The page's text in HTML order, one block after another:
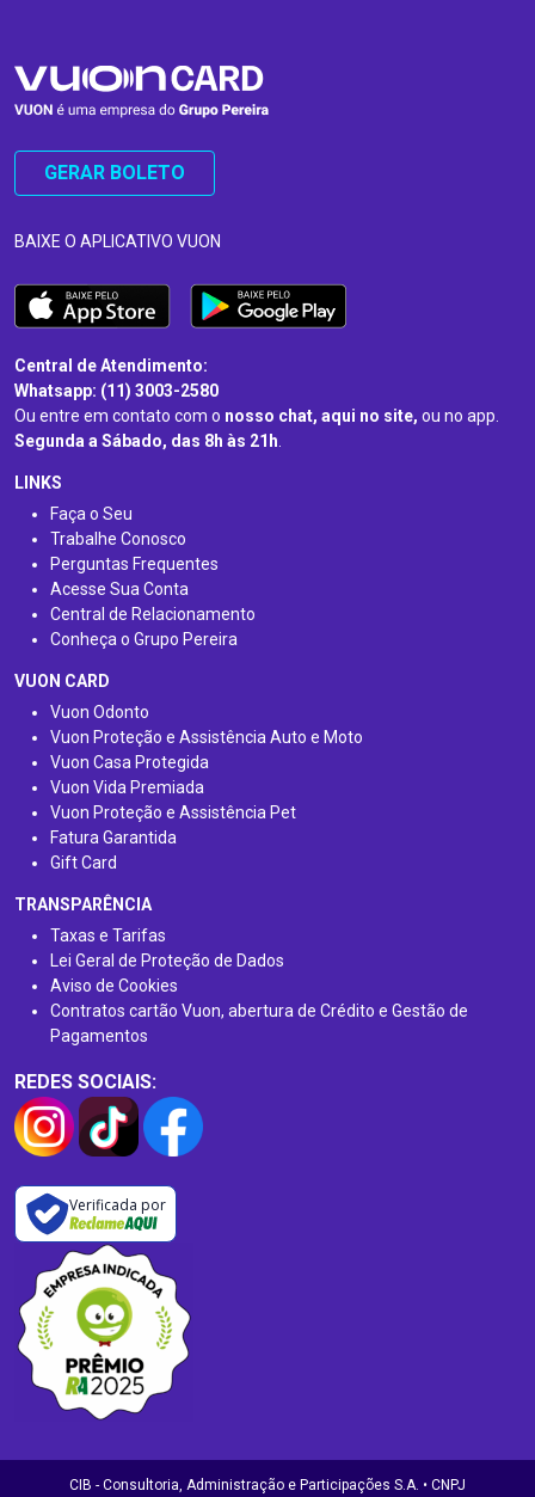
GERAR BOLETO
BAIXE O APLICATIVO VUON
Central de Atendimento:
Whatsapp: (11) 3003-2580
Ou entre em contato com o nosso chat, aqui no site, ou no app.
Segunda a Sábado, das 8h às 21h.
LINKS
Faça o Seu
Trabalhe Conosco
Perguntas Frequentes
Acesse Sua Conta
Central de Relacionamento
Conheça o Grupo Pereira
VUON CARD
Vuon Odonto
Vuon Proteção e Assistência Auto e Moto
Vuon Casa Protegida
Vuon Vida Premiada
Vuon Proteção e Assistência Pet
Fatura Garantida
Gift Card
TRANSPARÊNCIA
Taxas e Tarifas
Lei Geral de Proteção de Dados
Aviso de Cookies
Contratos cartão Vuon, abertura de Crédito e Gestão de
Pagamentos
REDES SOCIAIS:
Verificada por
CIB - Consultoria, Administração e Participações S.A. • CNPJ